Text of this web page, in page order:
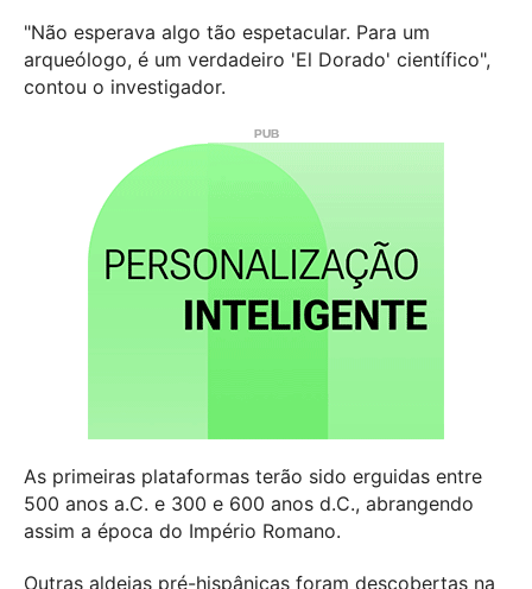
"Não esperava algo tão espetacular. Para um
arqueólogo, é um verdadeiro 'El Dorado' científico",
contou o investigador.
As primeiras plataformas terão sido erguidas entre
500 anos a.C. e 300 e 600 anos d.C., abrangendo
assim a época do Império Romano.
Outras aldeias pré-hispânicas foram descobertas na